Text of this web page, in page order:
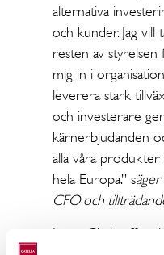
alternativa
och kunder. Jag vill
resten av
mig in i
leverera stark
och investerare
kärnerbjudanden
alla våra
hela Europa.” s
CFO och
Innan Christoffer